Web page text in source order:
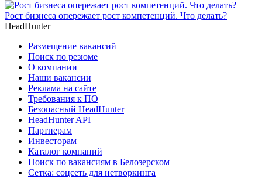
Рост бизнеса опережает рост компетенций. Что делать?
HeadHunter
Размещение вакансий
Поиск по резюме
О компании
Наши вакансии
Реклама на сайте
Требования к ПО
Безопасный HeadHunter
HeadHunter API
Партнерам
Инвесторам
Каталог компаний
Поиск по вакансиям в Белозерском
Сетка: соцсеть для нетворкинга